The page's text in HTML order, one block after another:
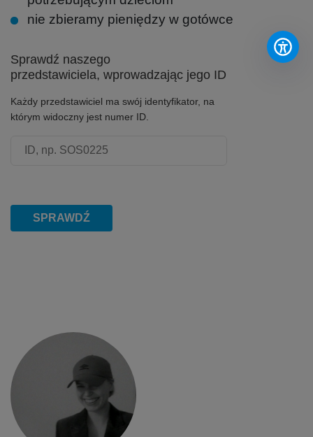
nie zbieramy pieniędzy w gotówce
Sprawdź naszego
przedstawiciela, wprowadzając jego ID
Każdy przedstawiciel ma swój identyfikator, na
którym widoczny jest numer ID.
SPRAWDŹ